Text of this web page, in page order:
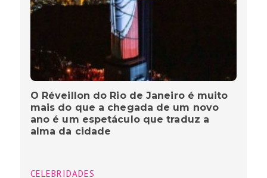
O Réveillon do Rio de Janeiro é muito
mais do que a chegada de um novo
ano é um espetáculo que traduz a
alma da cidade
CELEBRIDADES